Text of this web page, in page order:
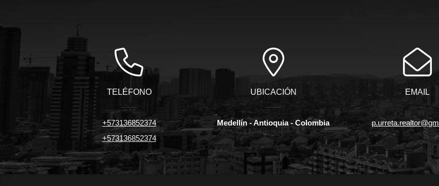
TELÉFONO
+573136852374
+573136852374
UBICACIÓN
Medellín - Antioquia - Colombia
EMAIL